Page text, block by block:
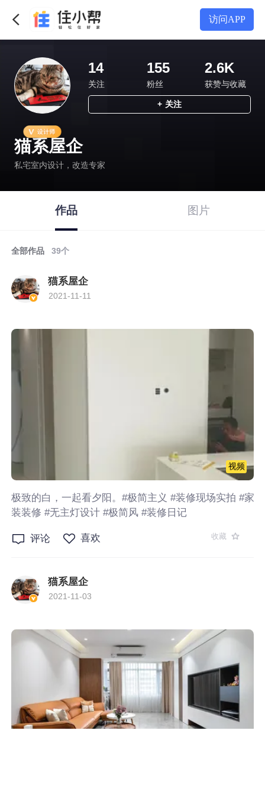
14
关注
155
粉丝
2.6K
获赞与收藏
+ 关注
猫系屋企
私宅室内设计，改造专家
作品 图片
全部作品 39个
猫系屋企
2021-11-11
视频
极致的白，一起看夕阳。#极简主义 #装修现场实拍 #家
装装修 #无主灯设计 #极简风 #装修日记
评论 喜欢 收藏
猫系屋企
2021-11-03
访问APP